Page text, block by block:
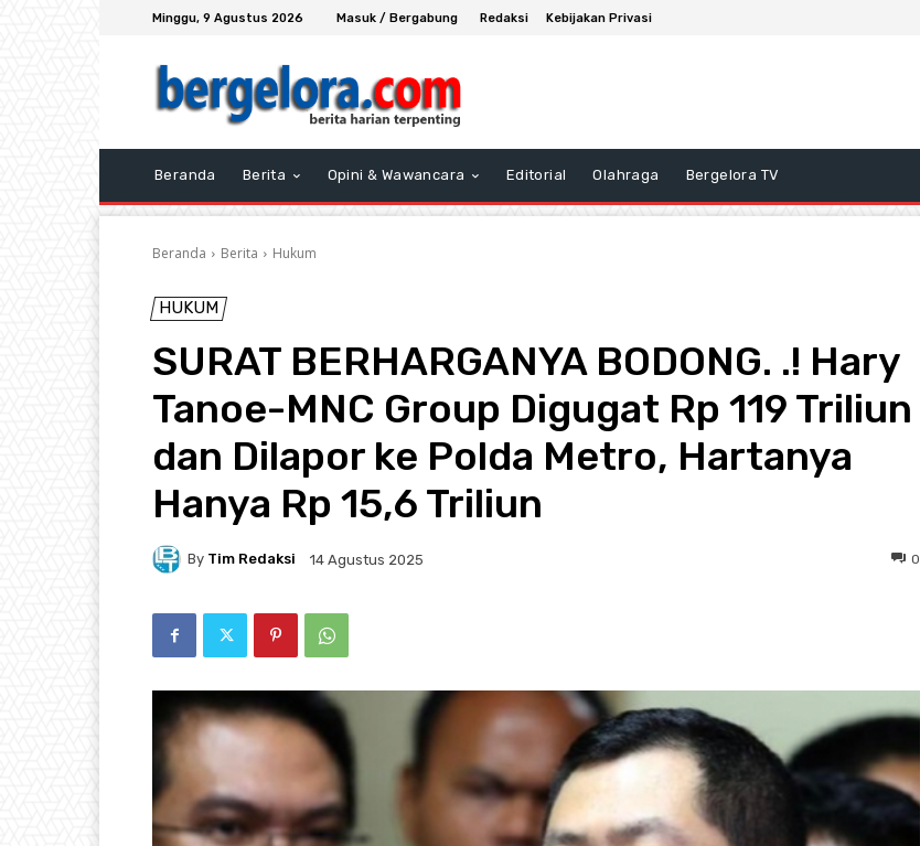
Minggu, 9 Agustus 2026 Masuk / Bergabung Redaksi Kebijakan Privasi
Beranda Berita Opini & Wawancara Editorial Olahraga Bergelora TV
Beranda Berita Hukum
HUKUM
SURAT BERHARGANYA BODONG. .! Hary
Tanoe-MNC Group Digugat Rp 119 Triliun
dan Dilapor ke Polda Metro, Hartanya
Hanya Rp 15,6 Triliun
By Tim Redaksi 14 Agustus 2025 0